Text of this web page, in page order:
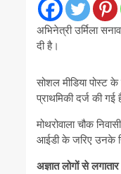
अभिनेत्री उर्मिला
दी है।
सोशल मीडिया पोस्ट
प्राथमिकी दर्ज की गई
मोथरोवाला चौक
आईडी के जरिए उनके
अज्ञात लोगों से